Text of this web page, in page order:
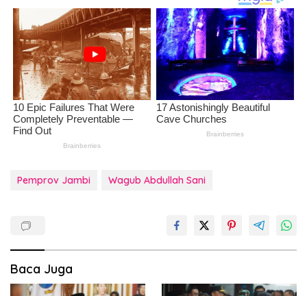
Pemprov Jambi Wagub Abdullah Sani
Baca Juga